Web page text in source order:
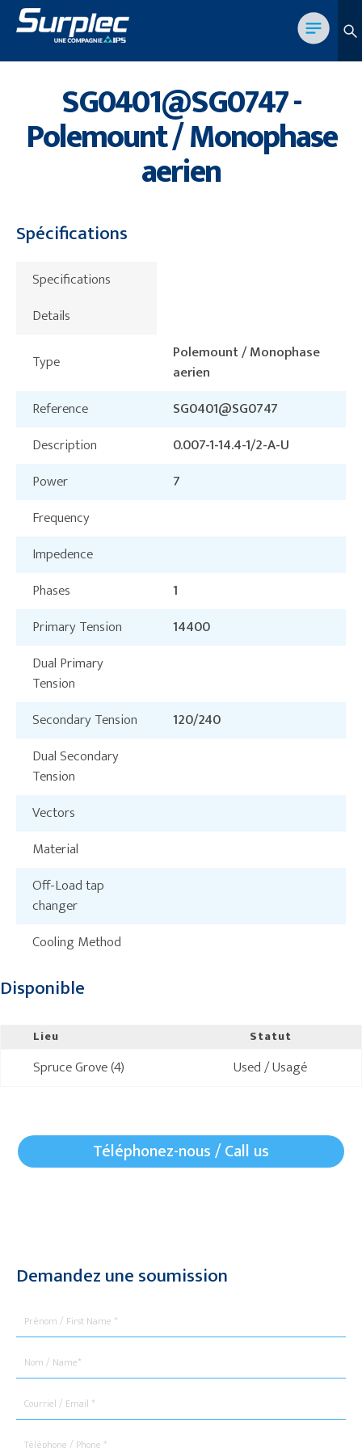
SG0401@SG0747 -
Polemount / Monophase
aerien
Spécifications
Specifications
Details
Type
Polemount / Monophase
aerien
Reference
SG0401@SG0747
Description
0.007-1-14.4-1/2-A-U
Power
7
Frequency
Impedence
Phases
1
Primary Tension
14400
Dual Primary
Tension
Secondary Tension
120/240
Dual Secondary
Tension
Vectors
Material
Off-Load tap
changer
Cooling Method
Disponible
Lieu Statut
Spruce Grove (4) Used / Usagé
Téléphonez-nous / Call us
Demandez une soumission